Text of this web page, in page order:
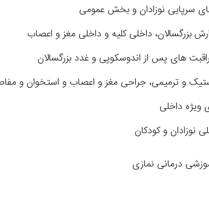
سرپایی نوزادان و بخش عمومی
بزرگسالان، داخلی کلیه و داخلی مغز و اعصاب
‌های پس از اندوسکوپی و غدد بزرگسالان
و ترمیمی، جراحی مغز و اعصاب و استخوان و
ویژه داخلی
نوزادان و کودکان
درمانی نمازی